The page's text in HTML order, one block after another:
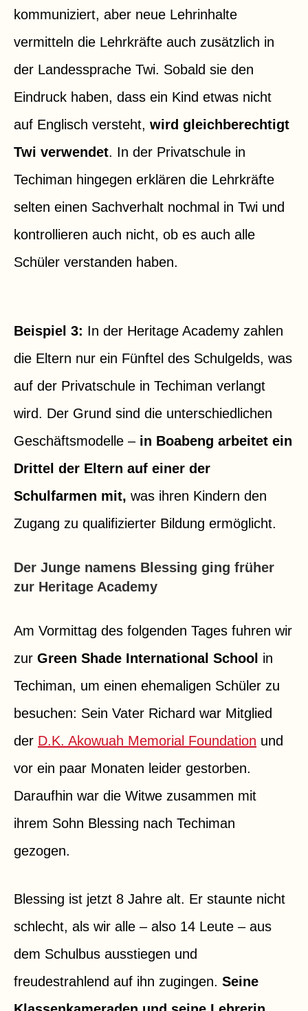
kommuniziert, aber neue Lehrinhalte
vermitteln die Lehrkräfte auch zusätzlich in
der Landessprache Twi. Sobald sie den
Eindruck haben, dass ein Kind etwas nicht
auf Englisch versteht, wird gleichberechtigt
Twi verwendet. In der Privatschule in
Techiman hingegen erklären die Lehrkräfte
selten einen Sachverhalt nochmal in Twi und
kontrollieren auch nicht, ob es auch alle
Schüler verstanden haben.
Beispiel 3: In der Heritage Academy zahlen
die Eltern nur ein Fünftel des Schulgelds, was
auf der Privatschule in Techiman verlangt
wird. Der Grund sind die unterschiedlichen
Geschäftsmodelle – in Boabeng arbeitet ein
Drittel der Eltern auf einer der
Schulfarmen mit, was ihren Kindern den
Zugang zu qualifizierter Bildung ermöglicht.
Der Junge namens Blessing ging früher
zur Heritage Academy
Am Vormittag des folgenden Tages fuhren wir
zur Green Shade International School in
Techiman, um einen ehemaligen Schüler zu
besuchen: Sein Vater Richard war Mitglied
der D.K. Akowuah Memorial Foundation und
vor ein paar Monaten leider gestorben.
Daraufhin war die Witwe zusammen mit
ihrem Sohn Blessing nach Techiman
gezogen.
Blessing ist jetzt 8 Jahre alt. Er staunte nicht
schlecht, als wir alle – also 14 Leute – aus
dem Schulbus ausstiegen und
freudestrahlend auf ihn zugingen. Seine